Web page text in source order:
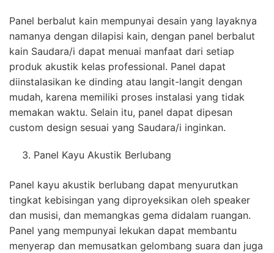
Panel berbalut kain mempunyai desain yang layaknya
namanya dengan dilapisi kain, dengan panel berbalut
kain Saudara/i dapat menuai manfaat dari setiap
produk akustik kelas professional. Panel dapat
diinstalasikan ke dinding atau langit-langit dengan
mudah, karena memiliki proses instalasi yang tidak
memakan waktu. Selain itu, panel dapat dipesan
custom design sesuai yang Saudara/i inginkan.
Panel Kayu Akustik Berlubang
Panel kayu akustik berlubang dapat menyurutkan
tingkat kebisingan yang diproyeksikan oleh speaker
dan musisi, dan memangkas gema didalam ruangan.
Panel yang mempunyai lekukan dapat membantu
menyerap dan memusatkan gelombang suara dan juga